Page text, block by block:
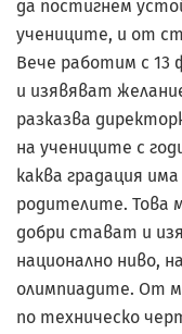
да постигнем
учениците, и от
Вече работим с 13
и изявяват
разказва
на учениците с
каква градация
родителите. Това
добри стават и
национално ниво,
олимпиадите. От
по техническо